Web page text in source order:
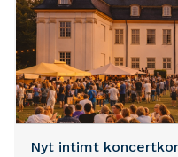
Nyt intimt